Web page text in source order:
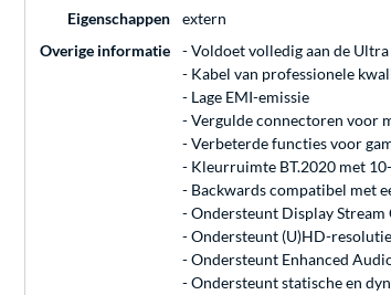
Eigenschappen
extern
Overige informatie
- Voldoet volledig aan de
- Kabel van professionele
- Lage EMI-emissie
- Vergulde connectoren voor
- Verbeterde functies voor
- Kleurruimte BT.2020 met
- Backwards compatibel met
- Ondersteunt Display Stream
- Ondersteunt (U)HD-
- Ondersteunt Enhanced
- Ondersteunt statische en